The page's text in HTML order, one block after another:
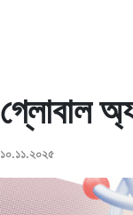
গ্লোবাল
১০.১১.২০২৫